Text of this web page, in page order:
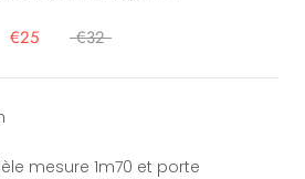
€25 €32
mesure 1m70 et porte